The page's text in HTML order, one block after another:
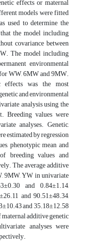
effects or maternal
models were fitted
used to determine the
the model including
covariance between
The model including
environmental
WW, 6MW and 9MW.
was the most
and environmental
analysis using the
Breeding values were
analyses. Genetic,
estimated by regression
phenotypic mean and
breeding values and
The average additive
9MW, YW in univariate
and 0.84±1.14,
and 90.51±48.34,
and 35.18±12.58
additive genetic
analyses were